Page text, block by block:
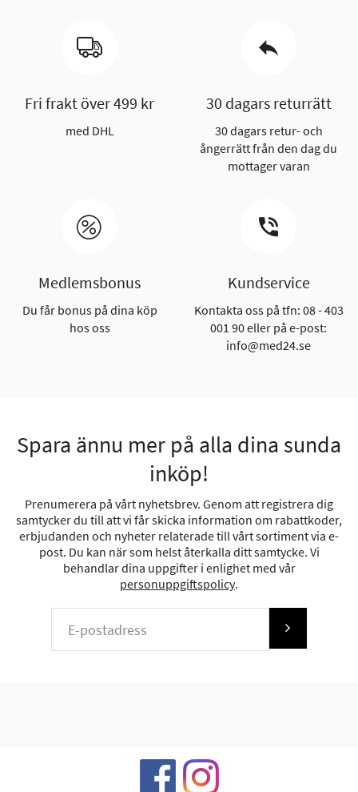
Fri frakt över 499 kr
med DHL
30 dagars returrätt
30 dagars retur- och
ångerrätt från den dag du
mottager varan
Medlemsbonus
Du får bonus på dina köp
hos oss
Kundservice
Kontakta oss på tfn: 08 - 403
001 90 eller på e-post:
info@med24.se
Spara ännu mer på alla dina sunda
inköp!
Prenumerera på vårt nyhetsbrev. Genom att registrera dig
samtycker du till att vi får skicka information om rabattkoder,
erbjudanden och nyheter relaterade till vårt sortiment via e-
post. Du kan när som helst återkalla ditt samtycke. Vi
behandlar dina uppgifter i enlighet med vår
personuppgiftspolicy.